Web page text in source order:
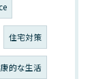
住宅対策
的な生活